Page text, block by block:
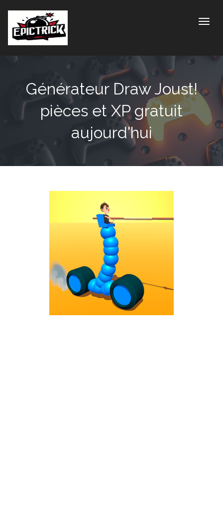
Générateur Draw Joust!
pièces et XP gratuit
aujourd'hui